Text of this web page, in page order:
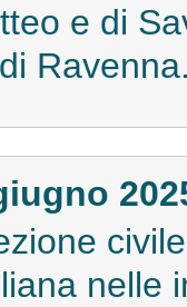
e di
nelle